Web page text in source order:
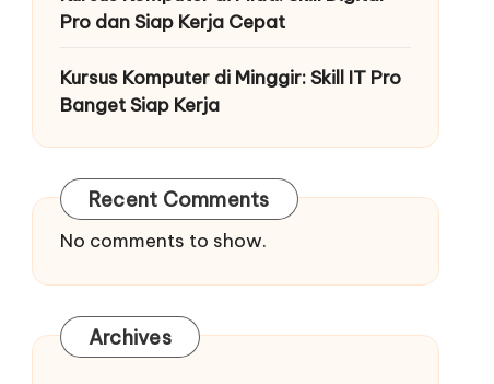
Pro dan Siap Kerja Cepat
Kursus Komputer di Minggir: Skill IT Pro
Banget Siap Kerja
Recent Comments
No comments to show.
Archives